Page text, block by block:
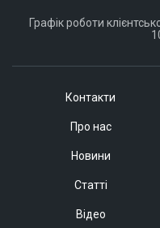
Контакти
Про нас
Новини
Статті
Відео
Графік роботи